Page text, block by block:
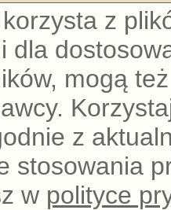
z
dla
mogą
z
stosowania
w polityce